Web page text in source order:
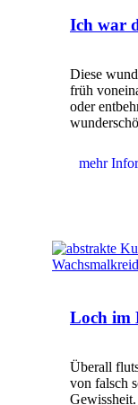
Ich war
Diese
früh
oder
mehr
Loch im
Überall
von falsch